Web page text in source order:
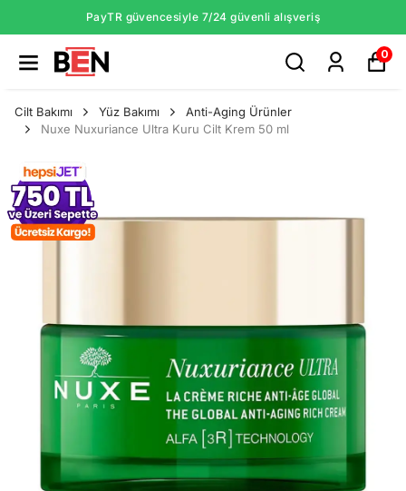
PayTR güvencesiyle 7/24 güvenli alışveriş
0
Cilt Bakımı Yüz Bakımı
Anti-Aging Ürünler
Nuxe Nuxuriance Ultra Kuru Cilt Krem 50 ml